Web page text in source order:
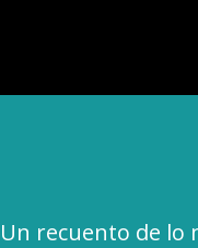
Un recuento de lo